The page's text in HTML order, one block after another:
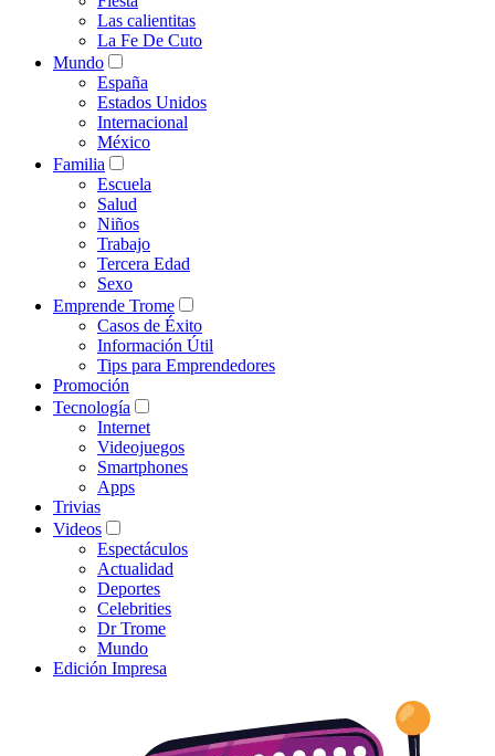
Las calientitas
La Fe De Cuto
Mundo
España
Estados Unidos
Internacional
México
Familia
Escuela
Salud
Niños
Trabajo
Tercera Edad
Sexo
Emprende Trome
Casos de Éxito
Información Útil
Tips para Emprendedores
Promoción
Tecnología
Internet
Videojuegos
Smartphones
Apps
Trivias
Videos
Espectáculos
Actualidad
Deportes
Celebrities
Dr Trome
Mundo
Edición Impresa